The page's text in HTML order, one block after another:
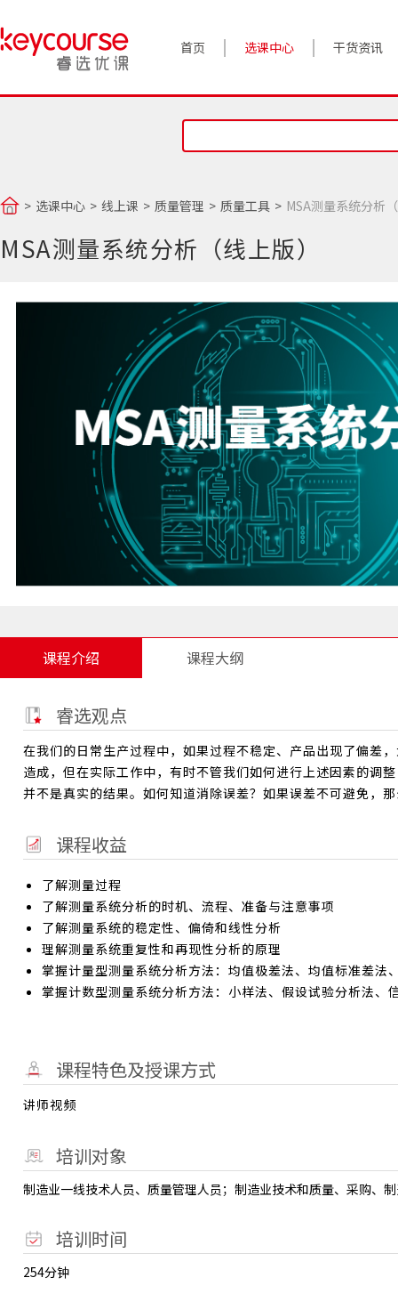
首页 选课中心 干货资讯
案例实践
对话高管
选课中心 线上课 质量管理 质量工具 MSA测量系统分析
MSA测量系统分析（线上版）
课程介绍 课程大纲
睿选观点
在我们的日常生产过程中，如果过程不稳定、产品出现了偏差
造成，但在实际工作中，有时不管我们如何进行上述因素的调
并不是真实的结果。如何知道消除误差？如果误差不可避免，
课程收益
了解测量过程
了解测量系统分析的时机、流程、准备与注意事项
了解测量系统的稳定性、偏倚和线性分析
理解测量系统重复性和再现性分析的原理
掌握计量型测量系统分析方法：均值极差法、均值标准差法
掌握计数型测量系统分析方法：小样法、假设试验分析法、
课程特色及授课方式
讲师视频
培训对象
制造业一线技术人员、质量管理人员；制造业技术和质量、采购、
培训时间
254分钟